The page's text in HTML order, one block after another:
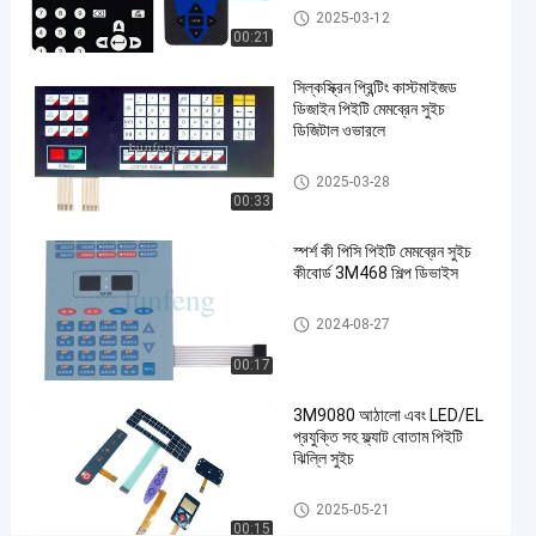
#
প্যান্টোন
মেমব্রেন
সুইচ
#
3M
467
গম্বুজ
স্পর্শকাতর
ঝিল্লি
সুইচ
#
00:21
পিইটি মেমব্রেন সুইচ
2025-03-12
00:33
সিল্কস্ক্রিন প্রিন্টিং কাস্টমাইজড
ডিজাইন পিইটি মেমব্রেন সুইচ
ডিজিটাল ওভারলে
পিইটি মেমব্রেন সুইচ
2025-03-28
00:17
স্পর্শ কী পিসি পিইটি মেমব্রেন সুইচ
কীবোর্ড 3M468 শিল্প ডিভাইস
পিইটি মেমব্রেন সুইচ
2024-08-27
00:15
3M9080 আঠালো এবং LED/EL
প্রযুক্তি সহ ফ্ল্যাট বোতাম পিইটি
ঝিল্লি সুইচ
পিইটি মেমব্রেন সুইচ
2025-05-21